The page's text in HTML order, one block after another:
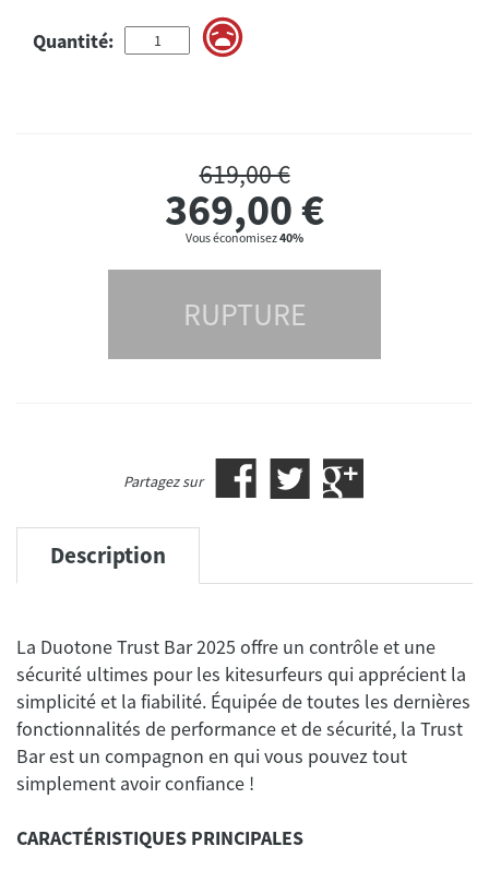
Quantité:
619,00 €
369,00€
Vous économisez40%
RUPTURE
Partagez sur
Description
La Duotone Trust Bar 2025 offre un contrôle et une
sécurité ultimes pour les kitesurfeurs qui apprécient la
simplicité et la fiabilité. Équipée de toutes les dernières
fonctionnalités de performance et de sécurité, la Trust
Bar est un compagnon en qui vous pouvez tout
simplement avoir confiance !
CARACTÉRISTIQUES PRINCIPALES